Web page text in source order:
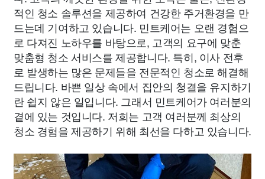
적인 청소 솔루션을 제공하여 건강한 주거환경을 만
드는데 기여하고 있습니다. 민트케어는 오랜 경험으
로 다져진 노하우를 바탕으로, 고객의 요구에 맞춘
맞춤형 청소 서비스를 제공합니다. 특히, 이사 전후
로 발생하는 많은 문제들을 전문적인 청소로 해결해
드립니다. 바쁜 일상 속에서 집안의 청결을 유지하기
란 쉽지 않은 일입니다. 그래서 민트케어가 여러분의
곁에 있는 것입니다. 저희는 고객 여러분께 최상의
청소 경험을 제공하기 위해 최선을 다하고 있습니다.